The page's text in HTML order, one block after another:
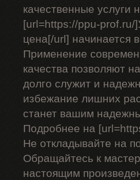
качественные услуги
[url=https://ppu-prof.ru/
цена[/url] начинается
Применение
качества позволяют
долго служит и
избежание лишних
станет вашим
Подробнее на
Не откладывайте на
Обращайтесь к
настоящим